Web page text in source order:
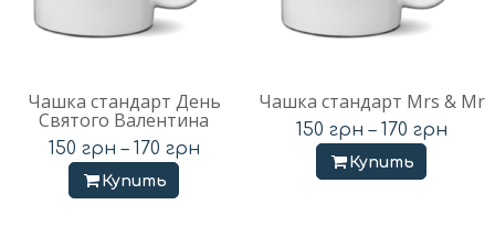
Чашка стандарт День
Святого Валентина
150 грн – 170 грн
Купить
Чашка стандарт Mrs & Mr
150 грн – 170 грн
Купить